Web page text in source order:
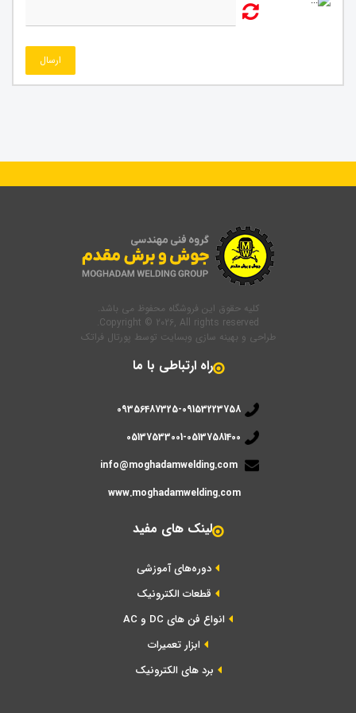
ارسال
کلیه حقوق این فروشگاه محفوظ می باشد.
Copyright © 2026, All rights reserved.
طراحی و بهینه سازی وبسایت توسط پورتال فراتک
راه ارتباطی با ما
09356487325-09153223758
05137533001-05137581400
info@moghadamwelding.com
www.moghadamwelding.com
لینک های مفید
دوره‌های آموزشی
قطعات الکترونیک
انواع فن های DC و AC
ابزار تعمیرات
برد های الکترونیک